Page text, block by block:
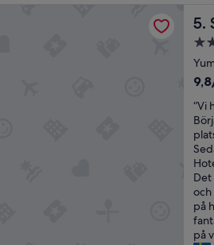
n
J
a
a
n
e
s
e
f
e
e
l
t
e
v
a
r
m
t
b
a
d
p
å
t
a
k
e
r
c
l
e
n
a
n
d
c
o
m
f
o
r
5.
9.8
10,
(26
“
V
i
h
a
r
h
a
f
t
“Vi
Det
och
på
på